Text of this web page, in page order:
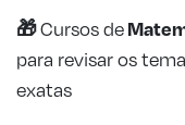
🎁Cursos de
para revisar os
exatas